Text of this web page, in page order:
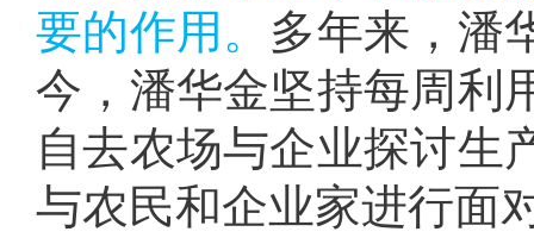
要的作用。 多年来，潘
今，潘华金坚持每周利
自去农场与企业探讨生
与农民和企业家进行面